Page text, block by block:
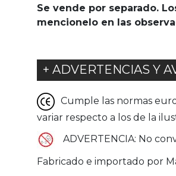
Se vende por separado.
mencionelo en las
+ ADVERTENCIAS Y
Cumple las normas
variar respecto a los de la
ADVERTENCIA: No
Fabricado e importado por